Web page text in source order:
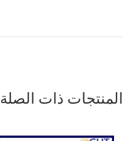
المنتجات ذات الصلة